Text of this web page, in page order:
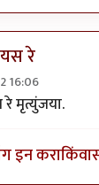
रे
16:06
मृत्युंजया.
इन कराकिंवा